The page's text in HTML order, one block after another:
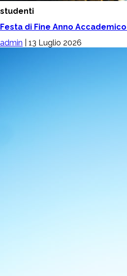
studenti
Festa di Fine Anno
admin
13 Luglio 2026